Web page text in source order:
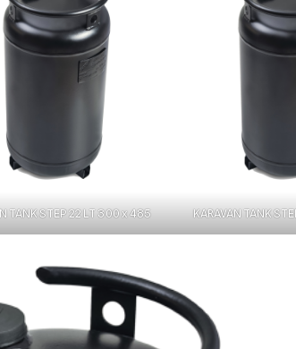
TANK STEP 22 LT 300 x 485 KARAVAN TANK